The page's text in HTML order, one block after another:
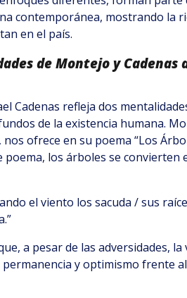
contemporánea, mostrando la
en el país.
de Montejo y Cadenas
Cadenas refleja dos
de la existencia humana.
ofrece en su poema “Los
poema, los árboles se convierten
el viento los sacuda / sus
a pesar de las adversidades, la
y optimismo frente